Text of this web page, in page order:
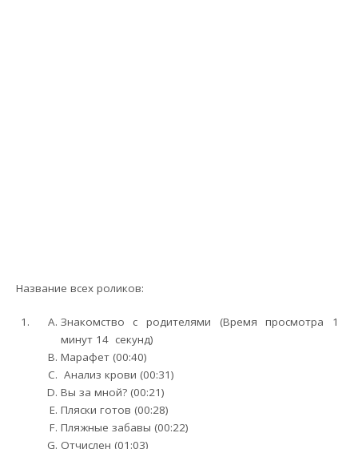
Название всех роликов:
Знакомство с родителями (Время просмотра 1
минут 14 секунд)
Марафет (00:40)
Анализ крови (00:31)
Вы за мной? (00:21)
Пляски готов (00:28)
Пляжные забавы (00:22)
Отчислен (01:03)